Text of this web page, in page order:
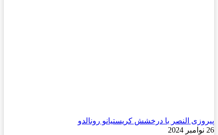
پیروزی النصر با درخشش کریستیانو رونالدو
26 نوامبر 2024